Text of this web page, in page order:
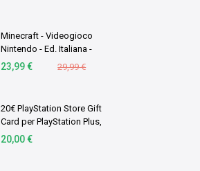
Fino a …
Minecraft - Videogioco
Nintendo - Ed. Italiana -
Versione su scheda
23,99 € 29,99 €
20€ PlayStation Store Gift
Card per PlayStation Plus,
Account italiano [Codice per
20,00 €